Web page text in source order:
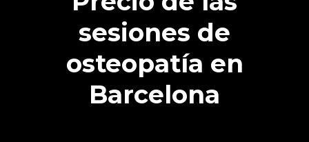
sesiones de
osteopatía en
Barcelona